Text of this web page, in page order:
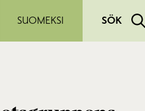
SUOMEKSI
SÖK